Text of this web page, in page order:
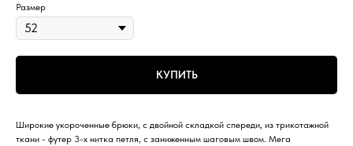
Размер
КУПИТЬ
Широкие укороченные брюки, с двойной складкой спереди, из трикотажной
ткани - футер 3-х нитка петля, с заниженным шаговым швом. Мега